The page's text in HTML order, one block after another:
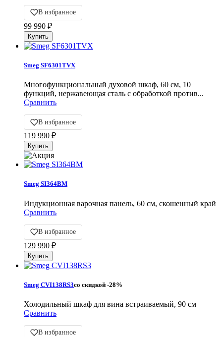
В избранное
99 990 ₽
Smeg SF6301TVX
Многофункциональный духовой шкаф, 60 см, 10
функций, нержавеющая сталь с обработкой против...
Сравнить
В избранное
119 990 ₽
Smeg SI364BM
Индукционная варочная панель, 60 см, скошенный край
Сравнить
В избранное
129 990 ₽
Smeg CVI138RS3со скидкой -28%
Холодильный шкаф для вина встраиваемый, 90 см
Сравнить
В избранное